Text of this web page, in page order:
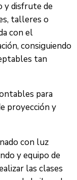
y disfrute de
talleres o
con el
consiguiendo
tan
para
proyección y
con luz
y equipo de
las clases